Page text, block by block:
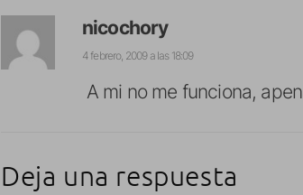
nicochory
4 febrero, 2009 a las 18:09
A mi no me funciona,
Deja una respuesta